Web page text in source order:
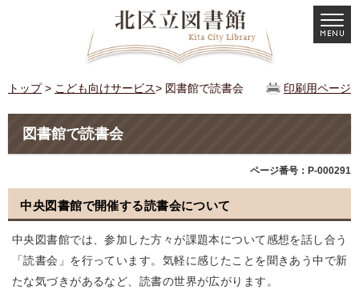
印刷用ページ
トップ> こども向けサービス> 図書館で読書会
図書館で読書会
ページ番号：P-000291
中央図書館で開催する読書会について
中央図書館では、参加した方々が課題本について感想を話し合う
「読書会」を行っています。気軽に感じたことを聞きあう中で新
たな気づきがあるなど、読書の世界が広がります。